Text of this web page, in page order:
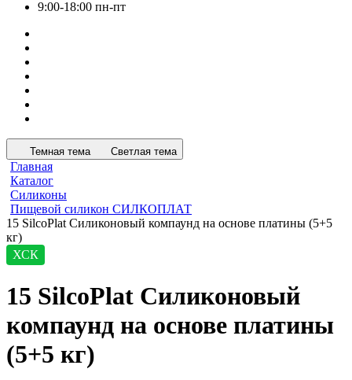
9:00-18:00 пн-пт
Темная тема Светлая тема
Главная
Каталог
Силиконы
Пищевой силикон СИЛКОПЛАТ
15 SilcoPlat Силиконовый компаунд на основе платины (5+5
кг)
ХСК
15 SilcoPlat Силиконовый
компаунд на основе платины
(5+5 кг)